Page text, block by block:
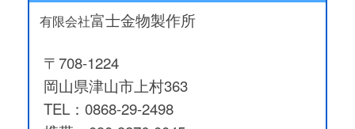
有限会社富士金物製作所
〒708-1224
岡山県津山市上村363
TEL：0868-29-2498